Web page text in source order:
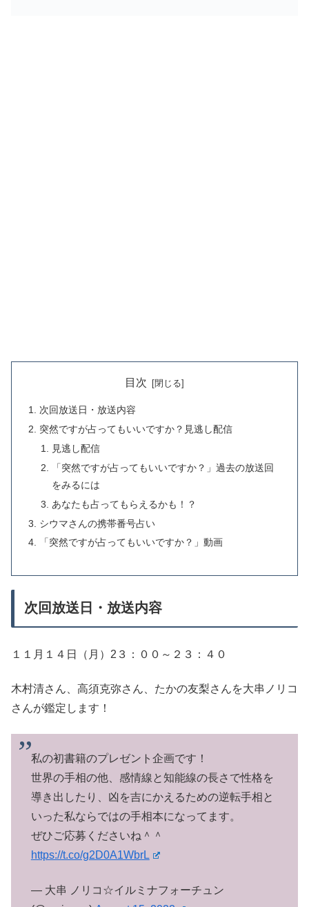
目次
次回放送日・放送内容
突然ですが占ってもいいですか？見逃し配信
見逃し配信
「突然ですが占ってもいいですか？」過去の放送回
をみるには
あなたも占ってもらえるかも！？
シウマさんの携帯番号占い
「突然ですが占ってもいいですか？」動画
次回放送日・放送内容
１１月１４日（月）2３：００～２３：４０
木村清さん、高須克弥さん、たかの友梨さんを大串ノリコ
さんが鑑定します！
私の初書籍のプレゼント企画です！
世界の手相の他、感情線と知能線の長さで性格を
導き出したり、凶を吉にかえるための逆転手相と
いった私ならではの手相本になってます。
ぜひご応募くださいね＾＾
https://t.co/g2D0A1WbrL
— 大串 ノリコ☆イルミナフォーチュン